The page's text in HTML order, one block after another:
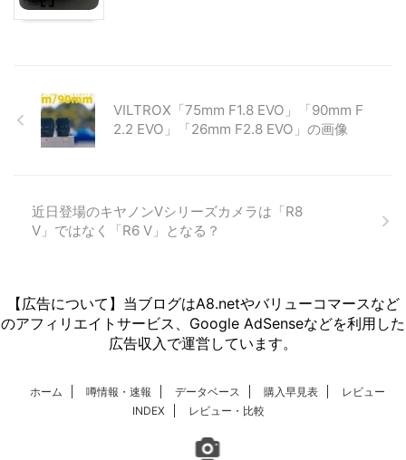
VILTROX「75mm F1.8 EVO」「90mm F
2.2 EVO」「26mm F2.8 EVO」の画像
近日登場のキヤノンVシリーズカメラは「R8
V」ではなく「R6 V」となる？
【広告について】当ブログはA8.netやバリューコマースなど
のアフィリエイトサービス、Google AdSenseなどを利用した
広告収入で運営しています。
ホーム 噂情報・速報 データベース 購入早見表
レビュー
INDEX
レビュー・比較